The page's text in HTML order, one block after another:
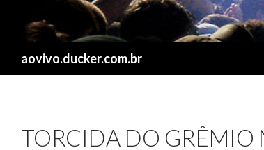
aovivo.ducker.com.br
TORCIDA DO GRÊMIO